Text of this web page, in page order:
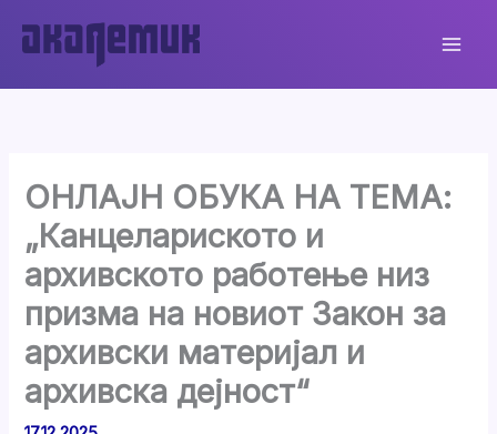
content
ОНЛАЈН ОБУКА НА ТЕМА:
„Канцелариското и
архивското работење низ
призма на новиот Закон за
архивски материјал и
архивска дејност“